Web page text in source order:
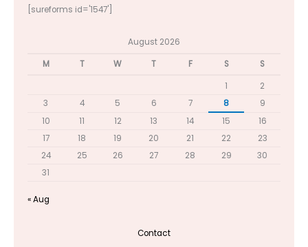
[sureforms id='1547']
August 2026
M
T W T F S
S
1
2
3
4 5 6 7 8
9
10
11 12 13 14 15
16
17
18 19 20 21 22
23
24
25 26 27 28 29
30
31
« Aug
Contact